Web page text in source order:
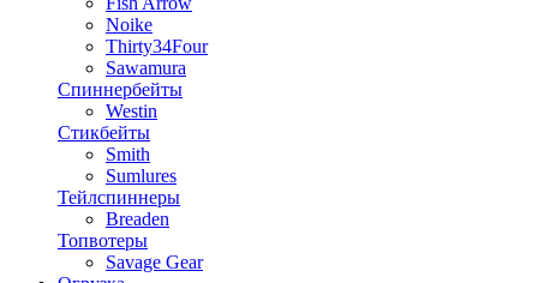
Noike
Thirty34Four
Sawamura
Спиннербейты
Westin
Стикбейты
Smith
Sumlures
Тейлспиннеры
Breaden
Топвотеры
Savage Gear